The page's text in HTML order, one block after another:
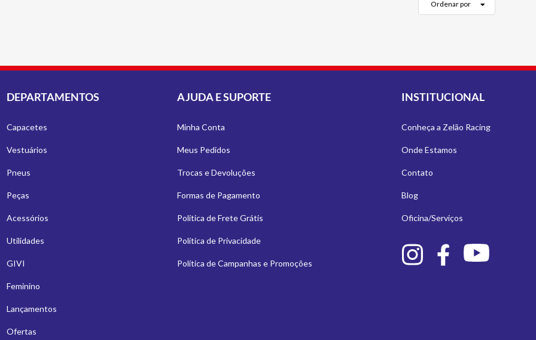
Ordenar por
DEPARTAMENTOS
Capacetes
Vestuários
Pneus
Peças
Acessórios
Utilidades
GIVI
Feminino
Lançamentos
Ofertas
AJUDA E SUPORTE
Minha Conta
Meus Pedidos
Trocas e Devoluções
Formas de Pagamento
Política de Frete Grátis
Política de Privacidade
Política de Campanhas e Promoções
INSTITUCIONAL
Conheça a Zelão Racing
Onde Estamos
Contato
Blog
Oficina/Serviços